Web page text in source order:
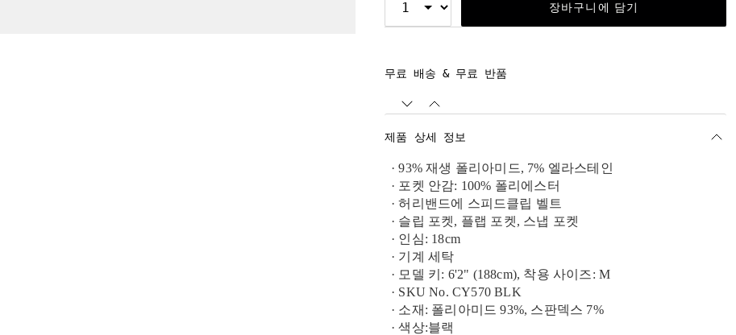
장바구니에 담기
무료 배송 & 무료 반품
제품 상세 정보
· 93% 재생 폴리아미드, 7% 엘라스테인
· 포켓 안감: 100% 폴리에스터
· 허리밴드에 스피드클립 벨트
· 슬립 포켓, 플랩 포켓, 스냅 포켓
· 인심: 18cm
· 기계 세탁
· 모델 키: 6'2" (188cm), 착용 사이즈: M
· SKU No. CY570 BLK
· 소재: 폴리아미드 93%, 스판덱스 7%
· 색상:블랙